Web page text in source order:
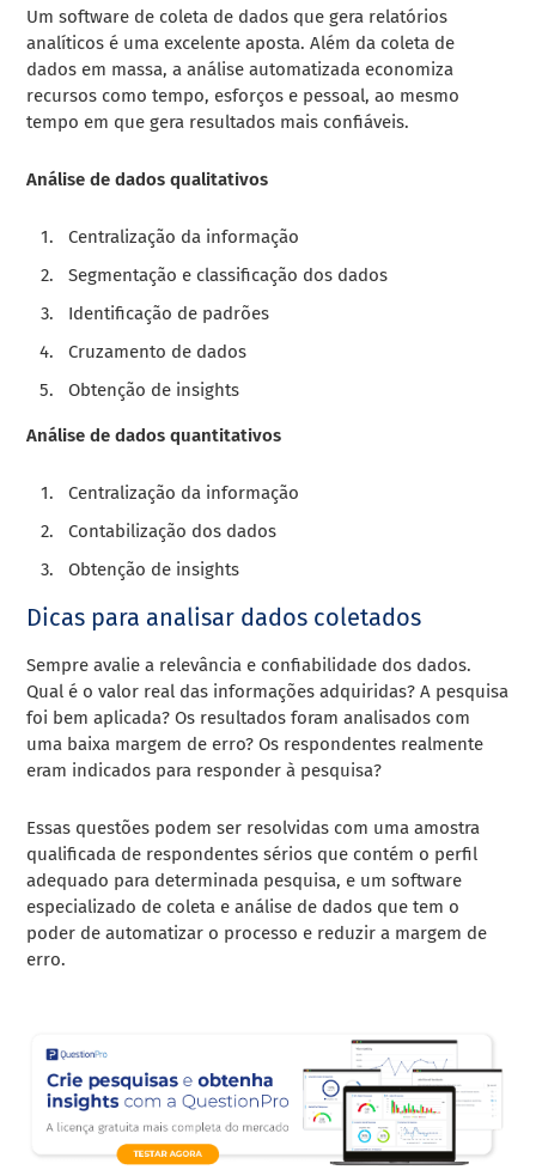
Um software de coleta de dados que gera relatórios
analíticos é uma excelente aposta. Além da coleta de
dados em massa, a análise automatizada economiza
recursos como tempo, esforços e pessoal, ao mesmo
tempo em que gera resultados mais confiáveis.
Análise de dados qualitativos
Centralização da informação
Segmentação e classificação dos dados
Identificação de padrões
Cruzamento de dados
Obtenção de insights
Análise de dados quantitativos
Centralização da informação
Contabilização dos dados
Obtenção de insights
Dicas para analisar dados coletados
Sempre avalie a relevância e confiabilidade dos dados.
Qual é o valor real das informações adquiridas? A pesquisa
foi bem aplicada? Os resultados foram analisados com
uma baixa margem de erro? Os respondentes realmente
eram indicados para responder à pesquisa?
Essas questões podem ser resolvidas com uma amostra
qualificada de respondentes sérios que contém o perfil
adequado para determinada pesquisa, e um software
especializado de coleta e análise de dados que tem o
poder de automatizar o processo e reduzir a margem de
erro.